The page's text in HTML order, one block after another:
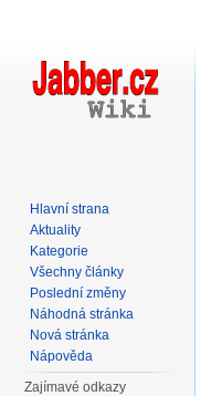
Hlavní strana
Aktuality
Kategorie
Všechny články
Poslední změny
Náhodná stránka
Nová stránka
Nápověda
Zajímavé odkazy